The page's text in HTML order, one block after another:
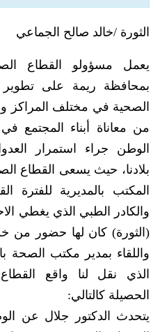
الثورة /خالد صالح الجماعي
يعمل مسؤولو القطاع
بمحافظة ريمة على
الصحية في مختلف المراكز
من معاناة أبناء المجتمع
الوطن جراء استمرار
بلادنا، حيث يسعى القطاع
المكتب بالمديرية للفترة
والكادر الطبي الذي يغطي
(الثورة) كان لها حضور من
واللقاء بمدير مكتب الصحة
الذي نقل لنا واقع
الحصيلة كالتالي:
يتحدث الدكتور جلال عن